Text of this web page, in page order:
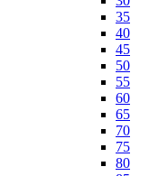
35
40
45
50
55
60
65
70
75
80